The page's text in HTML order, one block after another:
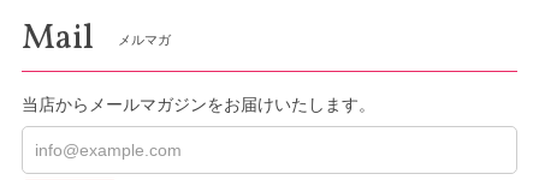
Mail メルマガ
当店からメールマガジンをお届けいたします。